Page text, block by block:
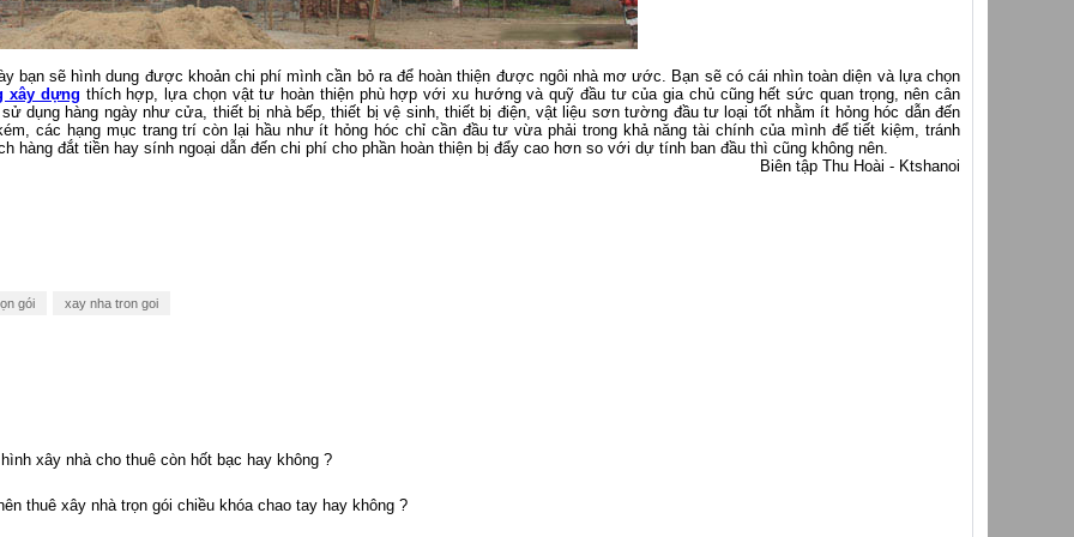
bạn sẽ hình dung được khoản chi phí mình cần bỏ ra để hoàn thiện được ngôi nhà mơ ước. Bạn sẽ có cái nhìn toàn diện và lựa chọn
xây dựng thích hợp, lựa chọn vật tư hoàn thiện phù hợp với xu hướng và quỹ đầu tư của gia chủ cũng hết sức quan trọng, nên cân
dụng hàng ngày như cửa, thiết bị nhà bếp, thiết bị vệ sinh, thiết bị điện, vật liệu sơn tường đầu tư loại tốt nhằm ít hỏng hóc dẫn đến
các hạng mục trang trí còn lại hầu như ít hỏng hóc chỉ cần đầu tư vừa phải trong khả năng tài chính của mình để tiết kiệm, tránh
hàng đắt tiền hay sính ngoại dẫn đến chi phí cho phần hoàn thiện bị đẩy cao hơn so với dự tính ban đầu thì cũng không nên.
Biên tập Thu Hoài - Ktshanoi
gói xay nha tron goi
xây nhà cho thuê còn hốt bạc hay không ?
thuê xây nhà trọn gói chiều khóa chao tay hay không ?